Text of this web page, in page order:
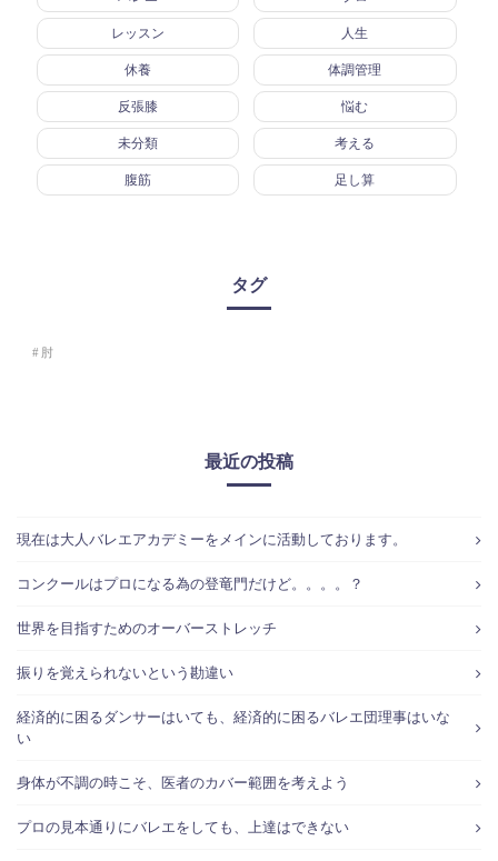
レッスン 人生
休養 体調管理
反張膝 悩む
未分類 考える
腹筋 足し算
タグ
肘
最近の投稿
現在は大人バレエアカデミーをメインに活動しております。
コンクールはプロになる為の登竜門だけど。。。。？
世界を目指すためのオーバーストレッチ
振りを覚えられないという勘違い
経済的に困るダンサーはいても、経済的に困るバレエ団理事はいな
い
身体が不調の時こそ、医者のカバー範囲を考えよう
プロの見本通りにバレエをしても、上達はできない